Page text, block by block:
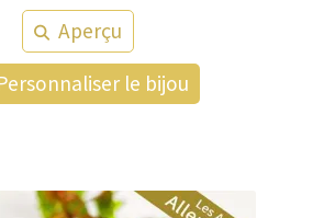
Aperçu
le bijou